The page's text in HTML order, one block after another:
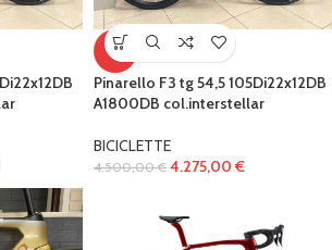
-5%
Pinarello F3 tg 54,5 105Di22x12DB
A1800DB col.interstellar
BICICLETTE
4.500,00€ 4.275,00 €